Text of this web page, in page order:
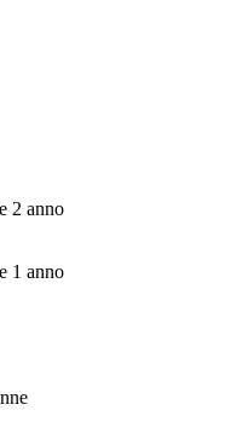
2 anno
1 anno